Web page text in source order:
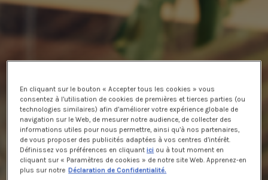
En cliquant sur le bouton « Accepter tous les cookies » vous
consentez à l’utilisation de cookies de premières et tierces parties (ou
technologies similaires) afin d’améliorer votre expérience globale de
navigation sur le Web, de mesurer notre audience, de collecter des
informations utiles pour nous permettre, ainsi qu’à nos partenaires,
de vous proposer des publicités adaptées à vos centres d’intérêt.
Définissez vos préférences en cliquantici ou à tout moment en
cliquant sur « Paramètres de cookies » de notre site Web. Apprenez-en
plus sur notre Déclaration de Confidentialité.